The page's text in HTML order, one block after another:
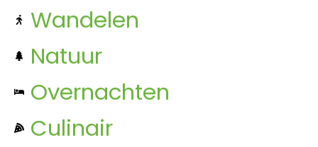
Wandelen
Natuur
Overnachten
Culinair